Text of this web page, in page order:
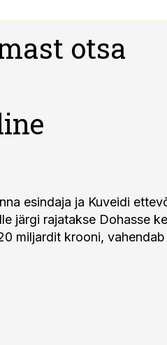
otsa
esindaja ja Kuveidi
järgi rajatakse Dohasse
miljardit krooni,